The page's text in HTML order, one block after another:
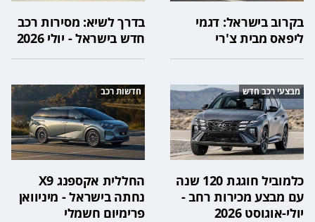
בקרוב בישראל: דגמי
ליפאס מבית צ'רי
בדרך לשיא: מסירות רכב
חדש בישראל - יולי 2026
מבצעי רכב חדש
כלמוביל חוגגת 120 שנה
עם מבצע מכירות רחב -
יולי-אוגוסט 2026
חדשות רכב
החללית אקספנג X9
נחתה בישראל - מיניוואן
פרימיום חשמלי